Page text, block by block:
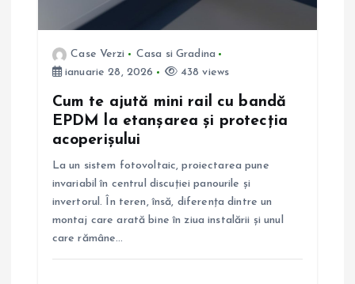
Case Verzi
Casa si Gradina
ianuarie 28, 2026
438 views
Cum te ajută mini rail cu bandă
EPDM la etanșarea și protecția
acoperișului
La un sistem fotovoltaic, proiectarea pune
invariabil în centrul discuției panourile și
invertorul. În teren, însă, diferența dintre un
montaj care arată bine în ziua instalării și unul
care rămâne…